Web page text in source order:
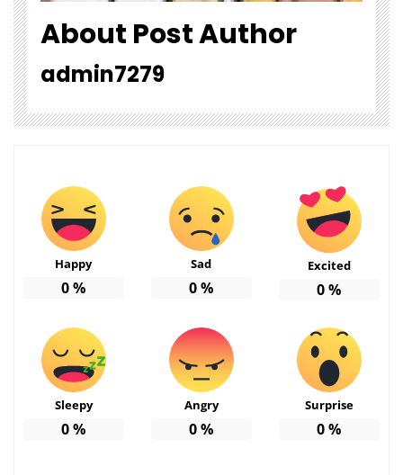
About Post Author
admin7279
Happy
0%
Sad
0%
Excited
0%
Sleepy
0%
Angry
0%
Surprise
0%